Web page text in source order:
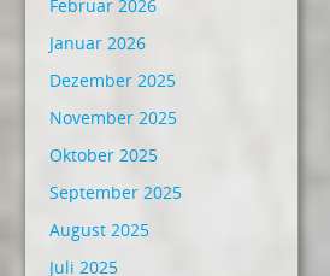
Februar 2026
Januar 2026
Dezember 2025
November 2025
Oktober 2025
September 2025
August 2025
Juli 2025